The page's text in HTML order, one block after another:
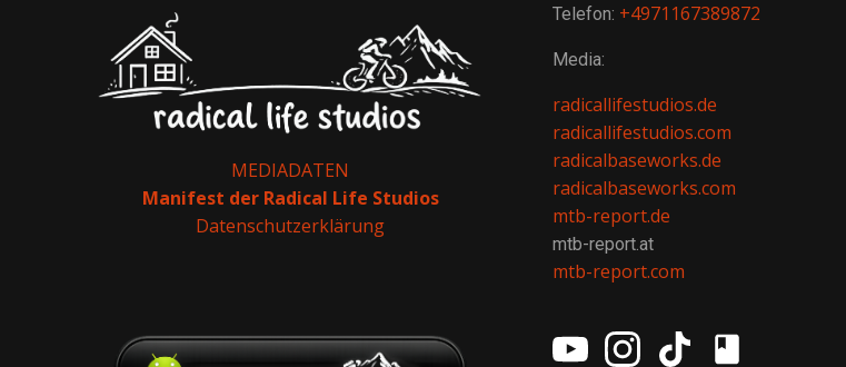
MEDIADATEN
Manifest der Radical Life Studios
Datenschutzerklärung
Telefon: +4971167389872
Media:
radicallifestudios.de
radicallifestudios.com
radicalbaseworks.de
radicalbaseworks.com
mtb-report.de
mtb-report.at
mtb-report.com